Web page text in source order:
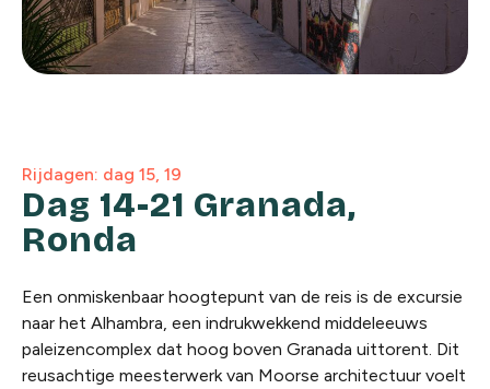
Rijdagen: dag 15, 19
Dag 14-21 Granada,
Ronda
Een onmiskenbaar hoogtepunt van de reis is de excursie
naar het Alhambra, een indrukwekkend middeleeuws
paleizencomplex dat hoog boven Granada uittorent. Dit
reusachtige meesterwerk van Moorse architectuur voelt